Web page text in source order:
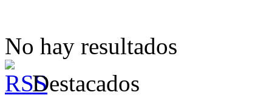
No hay resultados
Destacados